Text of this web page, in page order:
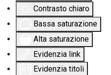
Contrasto chiaro
Bassa saturazione
Alta saturazione
Evidenzia link
Evidenzia titoli